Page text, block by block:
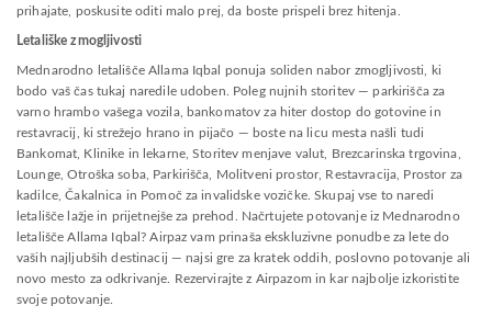
prihajate, poskusite oditi malo prej, da boste prispeli brez hitenja.
Letališke zmogljivosti
Mednarodno letališče Allama Iqbal ponuja soliden nabor zmogljivosti, ki
bodo vaš čas tukaj naredile udoben. Poleg nujnih storitev — parkirišča za
varno hrambo vašega vozila, bankomatov za hiter dostop do gotovine in
restavracij, ki strežejo hrano in pijačo — boste na licu mesta našli tudi
Bankomat, Klinike in lekarne, Storitev menjave valut, Brezcarinska trgovina,
Lounge, Otroška soba, Parkirišča, Molitveni prostor, Restavracija, Prostor za
kadilce, Čakalnica in Pomoč za invalidske vozičke. Skupaj vse to naredi
letališče lažje in prijetnejše za prehod. Načrtujete potovanje iz Mednarodno
letališče Allama Iqbal? Airpaz vam prinaša ekskluzivne ponudbe za lete do
vaših najljubših destinacij — najsi gre za kratek oddih, poslovno potovanje ali
novo mesto za odkrivanje. Rezervirajte z Airpazom in kar najbolje izkoristite
svoje potovanje.